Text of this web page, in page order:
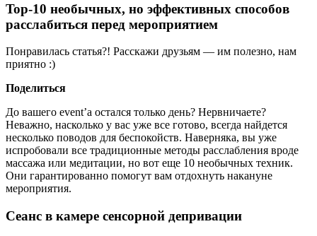
Top-10 необычных, но эффективных способов
расслабиться перед мероприятием
Понравилась статья?! Расскажи друзьям — им полезно, нам
приятно :)
Поделиться
До вашего event’а остался только день? Нервничаете?
Неважно, насколько у вас уже все готово, всегда найдется
несколько поводов для беспокойств. Наверняка, вы уже
испробовали все традиционные методы расслабления вроде
массажа или медитации, но вот еще 10 необычных техник.
Они гарантированно помогут вам отдохнуть накануне
мероприятия.
Сеанс в камере сенсорной депривации